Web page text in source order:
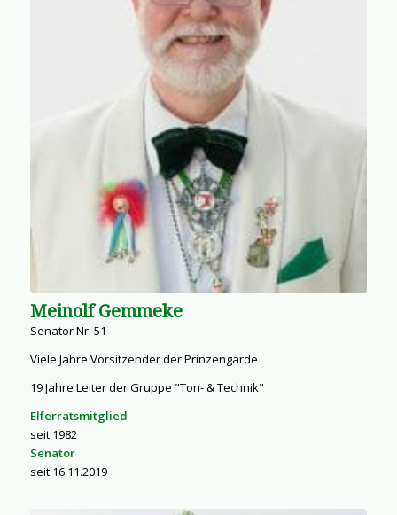
Meinolf Gemmeke
Senator Nr. 51
Viele Jahre Vorsitzender der Prinzengarde
19 Jahre Leiter der Gruppe "Ton- & Technik"
Elferratsmitglied
seit 1982
Senator
seit 16.11.2019